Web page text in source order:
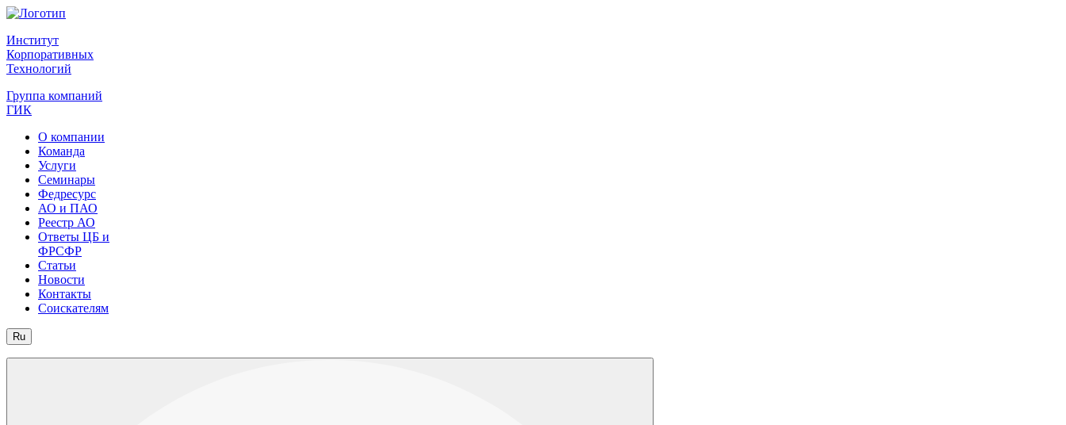
Институт
Корпоративных
Технологий
Группа компаний
ГИК
О компании
Команда
Услуги
Семинары
Федресурс
АО и ПАО
Реестр АО
Ответы ЦБ и
ФРСФР
Статьи
Новости
Контакты
Соискателям
Ru